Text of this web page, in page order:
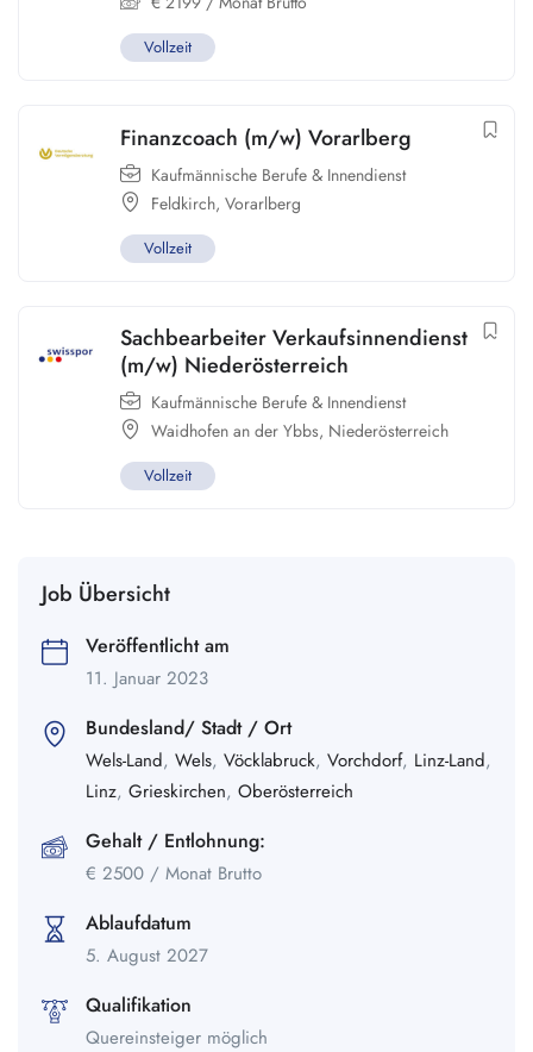
Vollzeit
Finanzcoach (m/w) Vorarlberg
Kaufmännische Berufe & Innendienst
Feldkirch, Vorarlberg
Vollzeit
Sachbearbeiter Verkaufsinnendienst
(m/w) Niederösterreich
Kaufmännische Berufe & Innendienst
Waidhofen an der Ybbs, Niederösterreich
Vollzeit
Job Übersicht
Veröffentlicht am
11. Januar 2023
Bundesland/ Stadt / Ort
Wels-Land, Wels, Vöcklabruck, Vorchdorf, Linz-Land,
Linz, Grieskirchen, Oberösterreich
Gehalt / Entlohnung:
€ 2500 / Monat Brutto
Ablaufdatum
5. August 2027
Qualifikation
Quereinsteiger möglich